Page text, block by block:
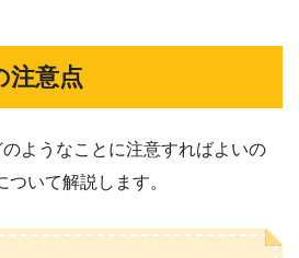
注意点
ようなことに注意すればよいの
いて解説します。